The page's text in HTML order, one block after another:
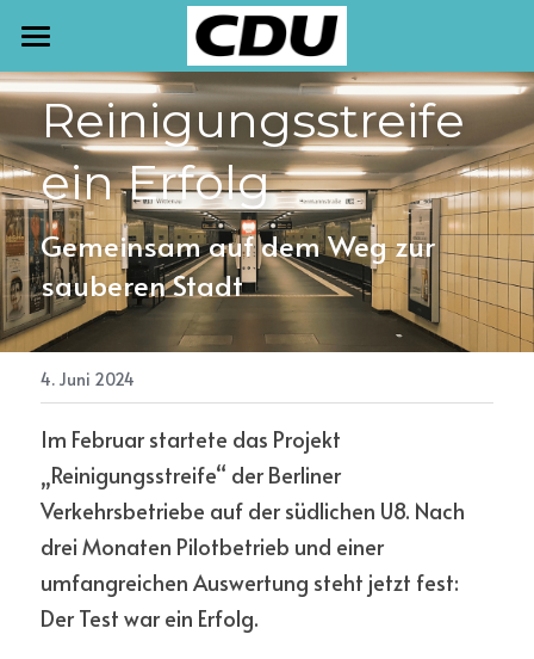
START
TERMINE
NEWSLETTER
AKTUELLES
PRESSE
MEINE ARBEIT
KONTAKT
Reinigungsstreife
ein Erfolg
Gemeinsam auf dem Weg zur
sauberen Stadt
4. Juni 2024
Im Februar startete das Projekt
„Reinigungsstreife“ der Berliner
Verkehrsbetriebe auf der südlichen U8. Nach
drei Monaten Pilotbetrieb und einer
umfangreichen Auswertung steht jetzt fest:
Der Test war ein Erfolg.